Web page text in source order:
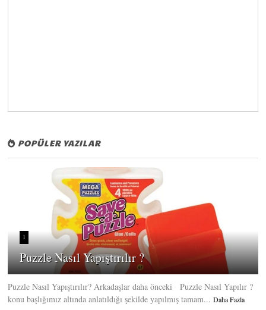
POPÜLER YAZILAR
1
Puzzle Nasıl Yapıştırılır ?
Puzzle Nasıl Yapıştırılır? Arkadaşlar daha önceki Puzzle Nasıl Yapılır ?
konu başlığımız altında anlatıldığı şekilde yapılmış tamam... Daha Fazla